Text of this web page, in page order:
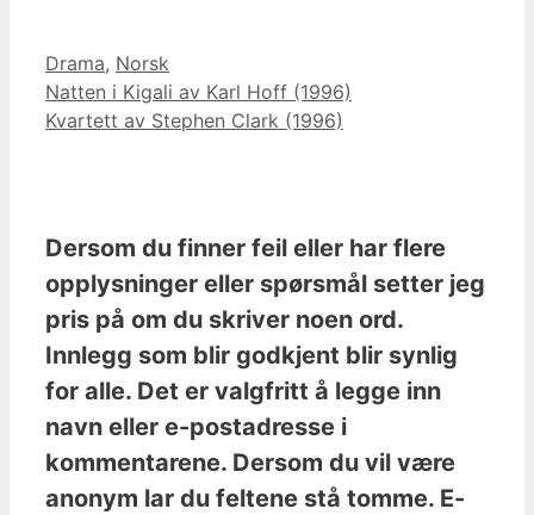
Kategorier
Drama, Norsk
Natten i Kigali av Karl Hoff (1996)
Kvartett av Stephen Clark (1996)
Dersom du finner feil eller har flere
opplysninger eller spørsmål setter jeg
pris på om du skriver noen ord.
Innlegg som blir godkjent blir synlig
for alle. Det er valgfritt å legge inn
navn eller e-postadresse i
kommentarene. Dersom du vil være
anonym lar du feltene stå tomme. E-